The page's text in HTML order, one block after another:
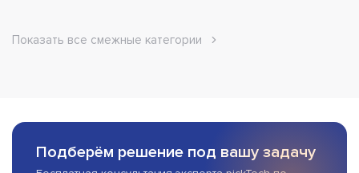
Показать все смежные категории
Подберём решение под вашу задачу